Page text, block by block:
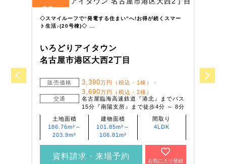
20
◇スマイルーフで“発電する住まい”へ!お得が続くスマー
ト生活♪(20号棟)◇ …
いろどりアイタウン
名古屋市港区大西2丁目
販売価格 3,390万円（税込・1棟）・
3,690万円（税込・2棟）
交通
名古屋臨海高速鉄道『港北』までバス
15分『南陽支所』まで徒歩4分 ～ 8分
土地面積
186.76m²～
203.9m²
建物面積
101.85m²～
106.81m²
間取り
4LDK
資料請求・来場予約
お気に入り登録